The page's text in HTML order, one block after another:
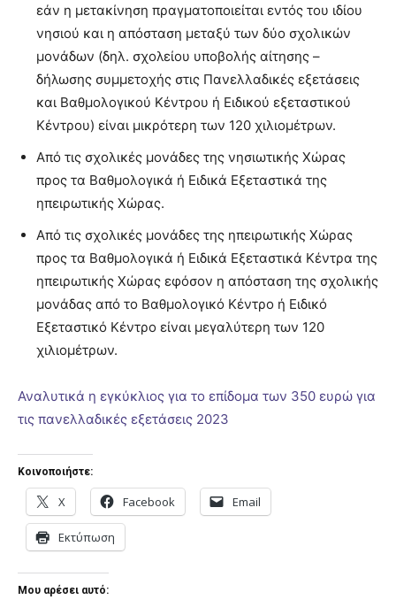
εάν η μετακίνηση πραγματοποιείται εντός του ιδίου
νησιού και η απόσταση μεταξύ των δύο σχολικών
μονάδων (δηλ. σχολείου υποβολής αίτησης –
δήλωσης συμμετοχής στις Πανελλαδικές εξετάσεις
και Βαθμολογικού Κέντρου ή Ειδικού εξεταστικού
Κέντρου) είναι μικρότερη των 120 χιλιομέτρων.
Από τις σχολικές μονάδες της νησιωτικής Χώρας
προς τα Βαθμολογικά ή Ειδικά Εξεταστικά της
ηπειρωτικής Χώρας.
Από τις σχολικές μονάδες της ηπειρωτικής Χώρας
προς τα Βαθμολογικά ή Ειδικά Εξεταστικά Κέντρα της
ηπειρωτικής Χώρας εφόσον η απόσταση της σχολικής
μονάδας από το Βαθμολογικό Κέντρο ή Ειδικό
Εξεταστικό Κέντρο είναι μεγαλύτερη των 120
χιλιομέτρων.
Αναλυτικά η εγκύκλιος για το επίδομα των 350 ευρώ για
τις πανελλαδικές εξετάσεις 2023
Κοινοποιήστε:
X Facebook Email
Εκτύπωση
Μου αρέσει αυτό: